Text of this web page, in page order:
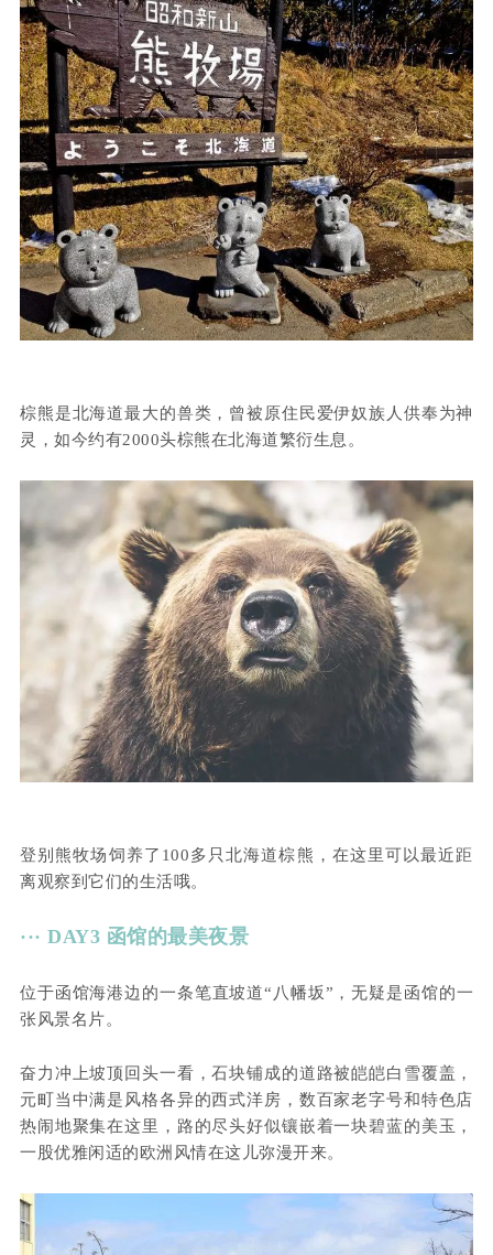
棕熊是北海道最大的兽类，曾被原住民爱伊奴族人供奉为神
灵，如今约有2000头棕熊在北海道繁衍生息。
登别熊牧场饲养了100多只北海道棕熊，在这里可以最近距
离观察到它们的生活哦。
··· DAY3 函馆的最美夜景
位于函馆海港边的一条笔直坡道“八幡坂”，无疑是函馆的一
张风景名片。
奋力冲上坡顶回头一看，石块铺成的道路被皑皑白雪覆盖，
元町当中满是风格各异的西式洋房，数百家老字号和特色店
热闹地聚集在这里，路的尽头好似镶嵌着一块碧蓝的美玉，
一股优雅闲适的欧洲风情在这儿弥漫开来。